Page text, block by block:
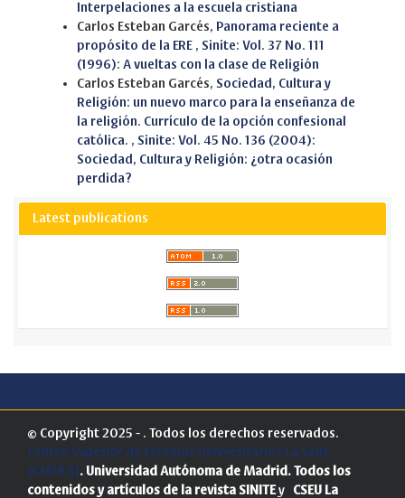
Interpelaciones a la escuela cristiana
Carlos Esteban Garcés, Panorama reciente a
propósito de la ERE , Sinite: Vol. 37 No. 111
(1996): A vueltas con la clase de Religión
Carlos Esteban Garcés, Sociedad, Cultura y
Religión: un nuevo marco para la enseñanza de
la religión. Currículo de la opción confesional
católica. , Sinite: Vol. 45 No. 136 (2004):
Sociedad, Cultura y Religión: ¿otra ocasión
perdida?
Latest publications
© Copyright 2025 - . Todos los derechos reservados.
Centro Superior de Estudios Universitarios La Salle
(CSEULS). Universidad Autónoma de Madrid. Todos los
contenidos y artículos de la revista SINITEy CSEU La